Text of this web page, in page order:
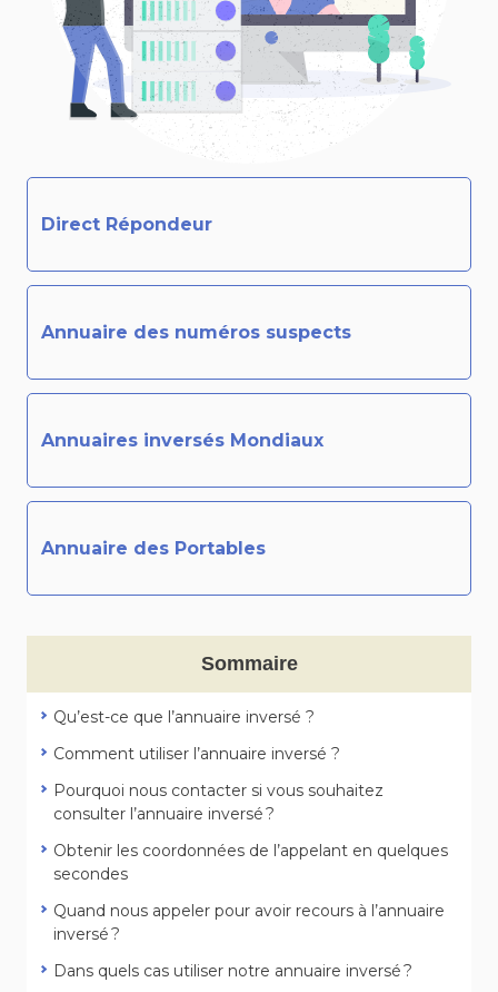
Direct Répondeur
Annuaire des numéros suspects
Annuaires inversés Mondiaux
Annuaire des Portables
Sommaire
Qu’est-ce que l’annuaire inversé ?
Comment utiliser l’annuaire inversé ?
Pourquoi nous contacter si vous souhaitez
consulter l’annuaire inversé ?
Obtenir les coordonnées de l’appelant en quelques
secondes
Quand nous appeler pour avoir recours à l’annuaire
inversé ?
Dans quels cas utiliser notre annuaire inversé ?